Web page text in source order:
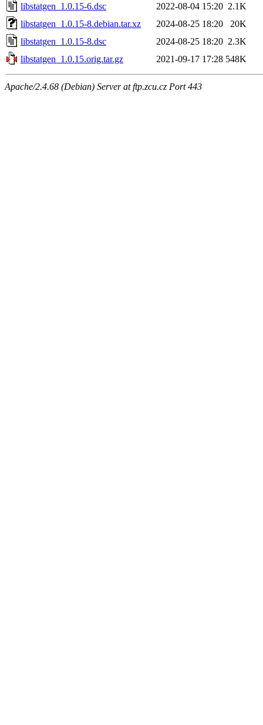
libstatgen_1.0.15-6.dsc
2022-08-04 15:20 2.1K
libstatgen_1.0.15-8.debian.tar.xz
2024-08-25 18:20
20K
libstatgen_1.0.15-8.dsc
2024-08-25 18:20 2.3K
libstatgen_1.0.15.orig.tar.gz
2021-09-17 17:28 548K
Apache/2.4.68 (Debian) Server at ftp.zcu.cz Port 443